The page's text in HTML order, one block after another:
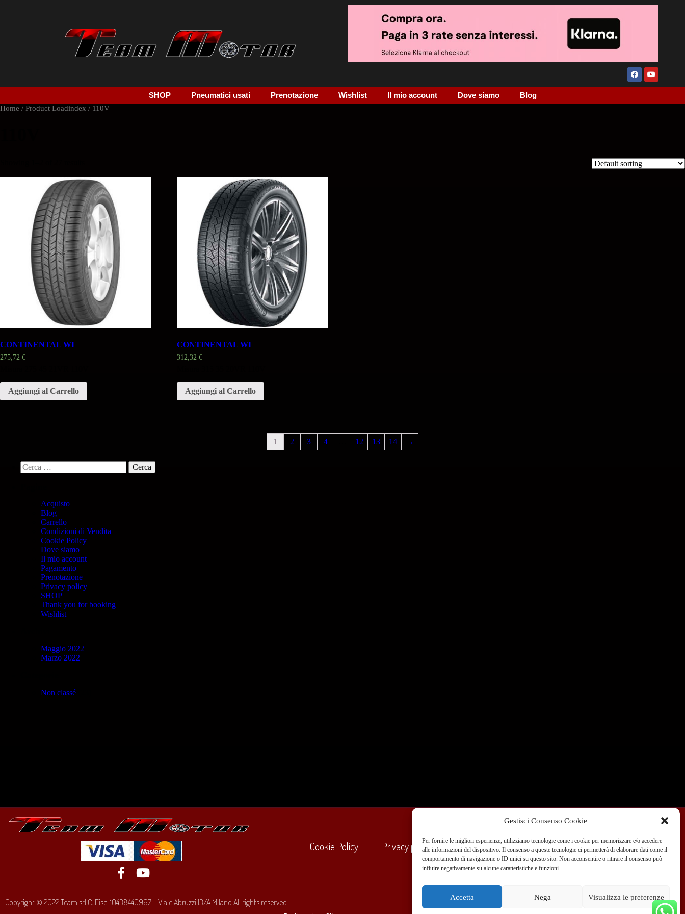
Gestisci Consenso Cookie
Per fornire le migliori esperienze, utilizziamo tecnologie come i cookie per memorizzare e/o accedere
alle informazioni del dispositivo. Il consenso a queste tecnologie ci permetterà di elaborare dati come il
comportamento di navigazione o ID unici su questo sito. Non acconsentire o ritirare il consenso può
influire negativamente su alcune caratteristiche e funzioni.
Accetta Nega Visualizza le preferenze
SHOP Pneumatici usati Prenotazione Wishlist Il mio account Dove siamo Blog
Home / Product Loadindex / 110V
CONTINENTAL WI
275,72 €
Aggiungi al Carrello
CONTINENTAL WI
312,32€
Aggiungi al Carrello
1 2 3 4 12 13 14 →
Acquisto
Blog
Carrello
Condizioni di Vendita
Cookie Policy
Dove siamo
Il mio account
Pagamento
Prenotazione
Privacy policy
SHOP
Thank you for booking
Wishlist
Maggio 2022
Marzo 2022
Non classé
Cookie Policy Privacy policy Condizioni di Vendita Dove siamo Blog
Copyright © 2022 Team srl C. Fisc. 10438440967 – Viale Abruzzi 13/A Milano All rights reserved
+39 351 970 89 33
info@teammotor.it
Officina: Cadelbosco Di Sopra Via G. Verga 6A